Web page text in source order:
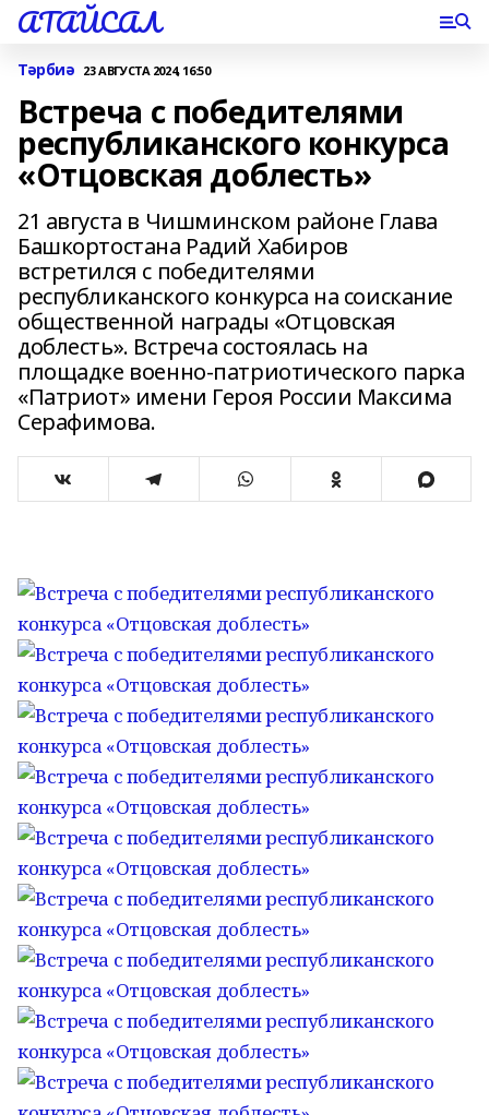
АТАЙСАЛ
Тәрбиә 23 АВГУСТА 2024, 16:50
Встреча с победителями
республиканского конкурса
«Отцовская доблесть»
21 августа в Чишминском районе Глава
Башкортостана Радий Хабиров
встретился с победителями
республиканского конкурса на соискание
общественной награды «Отцовская
доблесть». Встреча состоялась на
площадке военно-патриотического парка
«Патриот» имени Героя России Максима
Серафимова.